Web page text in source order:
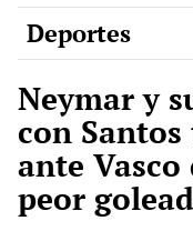
Deportes
Neymar y
con
ante Vasco
peor